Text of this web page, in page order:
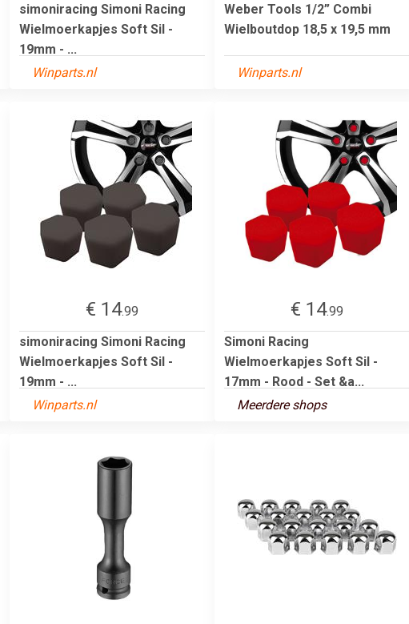
simoniracing Simoni Racing
Wielmoerkapjes Soft Sil -
19mm - ...
Winparts.nl
Weber Tools 1/2” Combi
Wielboutdop 18,5 x 19,5 mm
Winparts.nl
€ 14.99
simoniracing Simoni Racing
Wielmoerkapjes Soft Sil -
19mm - ...
Winparts.nl
€ 14.99
Simoni Racing
Wielmoerkapjes Soft Sil -
17mm - Rood - Set &a...
Meerdere shops